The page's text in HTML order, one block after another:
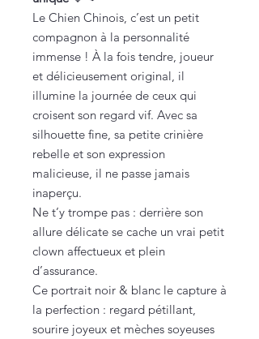
Le Chien Chinois, c’est un petit
compagnon à la personnalité
immense ! À la fois tendre, joueur
et délicieusement original, il
illumine la journée de ceux qui
croisent son regard vif. Avec sa
silhouette fine, sa petite crinière
rebelle et son expression
malicieuse, il ne passe jamais
inaperçu.
Ne t’y trompe pas : derrière son
allure délicate se cache un vrai petit
clown affectueux et plein
d’assurance.
Ce portrait noir & blanc le capture à
la perfection : regard pétillant,
sourire joyeux et mèches soyeuses